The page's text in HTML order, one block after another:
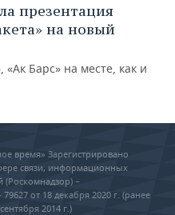
презентация
на новый
Барс» на месте, как и
время» Зарегистрировано
связи, информационных
–
от 18 декабря 2020 г. (ранее
2014 г.)